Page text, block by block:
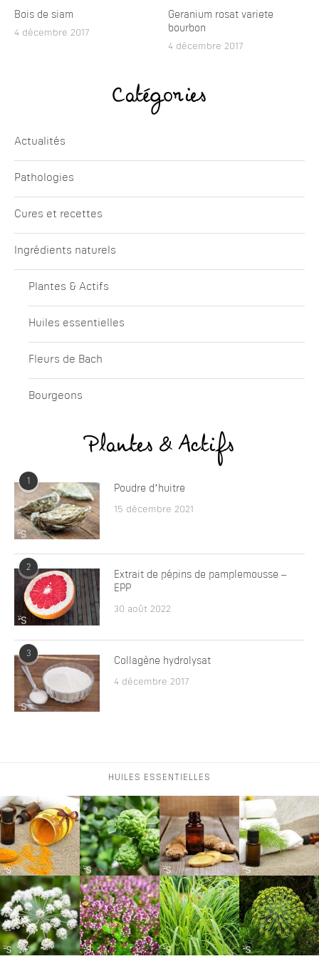
Bois de siam
4 décembre 2017
Geranium rosat variete
bourbon
4 décembre 2017
Catégories
Actualités
Pathologies
Cures et recettes
Ingrédients naturels
Plantes & Actifs
Huiles essentielles
Fleurs de Bach
Bourgeons
Plantes & Actifs
Poudre d’huitre
15 décembre 2021
2
Extrait de pépins de pamplemousse –
EPP
30 août 2022
3
Collagène hydrolysat
4 décembre 2017
HUILES ESSENTIELLES